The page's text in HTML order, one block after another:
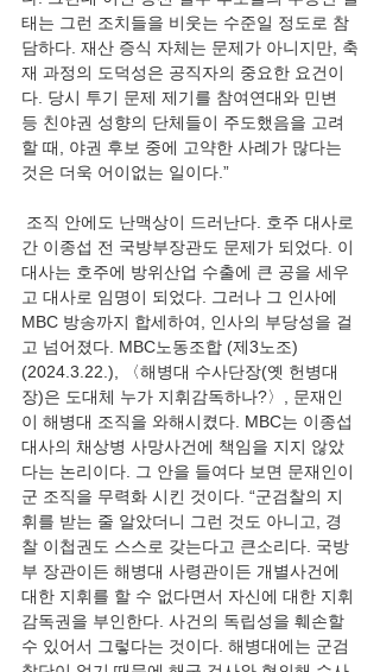
태는 그런 조치들을 비웃는 수준일 정도로 참
담하다. 재산 증식 자체는 문제가 아니지만, 축
재 과정의 도덕성은 공직자의 중요한 요건이
다. 당시 투기 문제 제기를 참여연대와 민변
등 친야권 성향의 단체들이 주도했음을 고려
할 때, 야권 후보 중에 고약한 사례가 많다는
것은 더욱 어이없는 일이다.”
조직 안에도 난맥상이 드러난다. 호주 대사로
간 이종섭 전 국방부장관도 문제가 되었다. 이
대사는 호주에 방위산업 수출에 큰 공을 세우
고 대사로 임명이 되었다. 그러나 그 인사에
MBC 방송까지 합세하여, 인사의 부당성을 걸
고 넘어졌다. MBC노동조합 (제3노조)
(2024.3.22.), 〈해병대 수사단장(옛 헌병대
장)은 도대체 누가 지휘감독하나?〉, 문재인
이 해병대 조직을 와해시켰다. MBC는 이종섭
대사의 채상병 사망사건에 책임을 지지 않았
다는 논리이다. 그 안을 들여다 보면 문재인이
군 조직을 무력화 시킨 것이다. “군검찰의 지
휘를 받는 줄 알았더니 그런 것도 아니고, 경
찰 이첩권도 스스로 갖는다고 큰소리다. 국방
부 장관이든 해병대 사령관이든 개별사건에
대한 지휘를 할 수 없다면서 자신에 대한 지휘
감독권을 부인한다. 사건의 독립성을 훼손할
수 있어서 그렇다는 것이다. 해병대에는 군검